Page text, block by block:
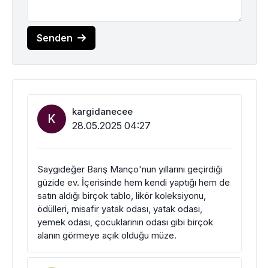
Senden
K kargidanecee
28.05.2025 04:27
Saygıdeğer Barış Manço'nun yıllarını geçirdiği
güzide ev. İçerisinde hem kendi yaptığı hem de
satın aldığı birçok tablo, likör koleksiyonu,
ödülleri, misafir yatak odası, yatak odası,
yemek odası, çocuklarının odası gibi birçok
alanın görmeye açık olduğu müze.